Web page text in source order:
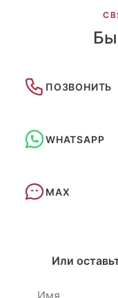
ПОЗВОНИТЬ
WHATSAPP
MAX
Или